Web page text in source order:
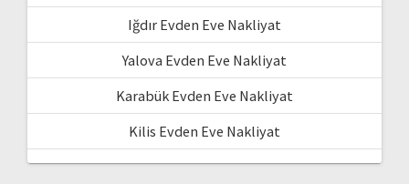
Iğdır Evden Eve Nakliyat
Yalova Evden Eve Nakliyat
Karabük Evden Eve Nakliyat
Kilis Evden Eve Nakliyat